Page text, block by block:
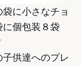
に小さなチョ
個包装８袋
供達へのプレ